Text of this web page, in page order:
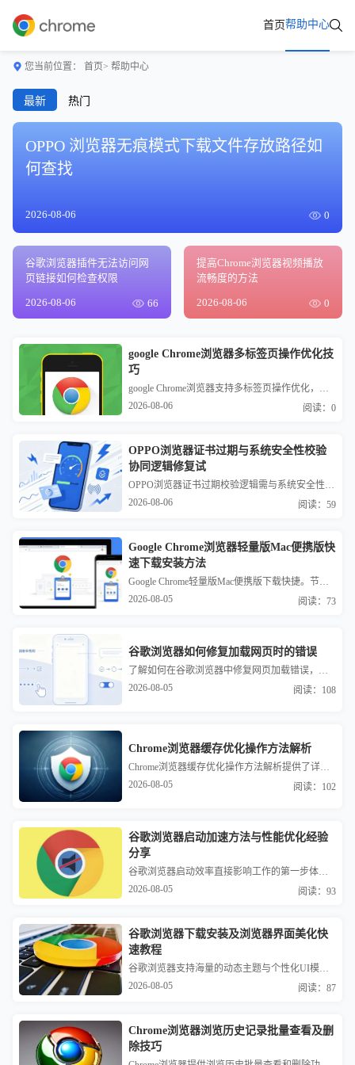
首页帮助中心
您当前位置： 首页> 帮助中心
最新 热门
OPPO 浏览器无痕模式下载文件存放路径如
何查找
2026-08-06 0
谷歌浏览器插件无法访问网
页链接如何检查权限
2026-08-06 66
提高Chrome浏览器视频播放
流畅度的方法
2026-08-06 0
google Chrome浏览器多标签页操作优化技
巧
google Chrome浏览器支持多标签页操作优化，用户掌握技巧可高效管理标签页，提高多任务浏览体验。
2026-08-06
阅读：0
OPPO浏览器证书过期与系统安全性校验
协同逻辑修复试
OPPO浏览器证书过期校验逻辑需与系统安全性校验协同，才能决定是否拦截非法链接。本文测试并梳理了处理证书过期告警的修复路径，指导用户在确保网站来源可靠的前提下，通过系统证书豁免协同逻辑进行合规连接。
2026-08-06
阅读：59
Google Chrome浏览器轻量版Mac便携版快
速下载安装方法
Google Chrome轻量版Mac便携版下载快捷。节省系统资源，提升网页加载速度和操作流畅度，让Mac用户获得高效稳定的浏览体验。
2026-08-05
阅读：73
谷歌浏览器如何修复加载网页时的错误
了解如何在谷歌浏览器中修复网页加载错误，提供有效的解决方案，帮助用户顺利加载网页，避免浏览体验中断。
2026-08-05
阅读：108
Chrome浏览器缓存优化操作方法解析
Chrome浏览器缓存优化操作方法解析提供了详细思路。用户通过合理清理与调整缓存，可提升浏览速度并节省磁盘空间。
2026-08-05
阅读：102
谷歌浏览器启动加速方法与性能优化经验
分享
谷歌浏览器启动效率直接影响工作的第一步体验。从清理冗余扩展常驻进程、优化磁盘读写权限到重置渲染缓存，提供全方位的系统级加速方案，助您解决软件开启延迟、卡死等顽疾，让每一次开启都能享受到秒级冷启动的畅快反馈感，拒绝无效等待。
2026-08-05
阅读：93
谷歌浏览器下载安装及浏览器界面美化快
速教程
谷歌浏览器支持海量的动态主题与个性化UI模组。本教程在详解下载安装步骤的基础上，重点教您如何更换官方背景主题、自定义新标签页布局以及优化侧边栏功能显示，通过简单的视觉微调，为您打造一个既符合审美又极具手感的个性化阵营。
2026-08-05
阅读：87
Chrome浏览器浏览历史记录批量查看及删
除技巧